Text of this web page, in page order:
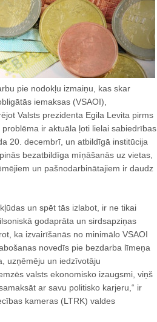
pie nodokļu izmaiņu, kas skar
iemaksas (VSAOI),
Valsts prezidenta Egila Levita pirms
ir aktuāla ļoti lielai sabiedrības
20. decembrī, un atbildīgā institūcija
bezatbildīga mīņāšanās uz vietas,
un pašnodarbinātajiem ir daudz
un spēt tās izlabot, ir ne tikai
godaprāta un sirdsapziņas
ka izvairīšanās no minimālo VSAOI
novedīs pie bezdarba līmeņa
uzņēmēju un iedzīvotāju
valsts ekonomisko izaugsmi, viņš
ar savu politisko karjeru,“ ir
kameras (LTRK) valdes